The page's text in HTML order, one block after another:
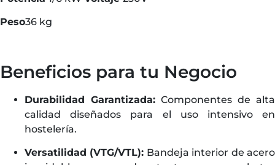
Peso36 kg
Beneficios para tu Negocio
Durabilidad Garantizada: Componentes de alta
calidad diseñados para el uso intensivo en
hostelería.
Versatilidad (VTG/VTL): Bandeja interior de acero